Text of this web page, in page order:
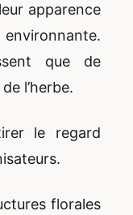
apparence
que de
l’herbe.
le regard
florales